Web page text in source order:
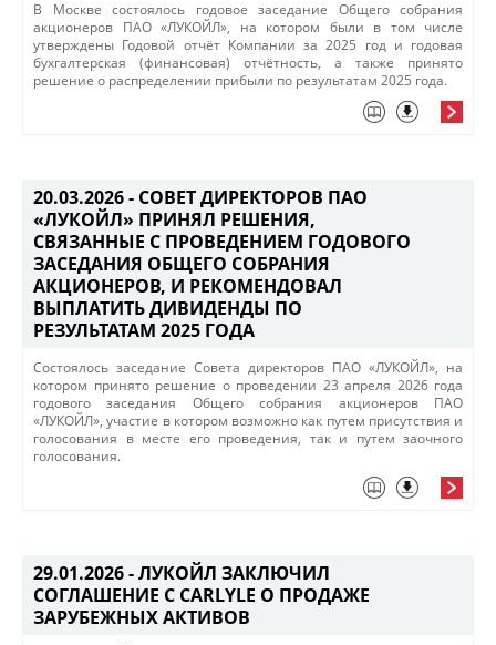
В Москве состоялось годовое заседание Общего собрания
акционеров ПАО «ЛУКОЙЛ»​, на котором были в том числе
утверждены Годовой отчёт Компании за 2025 год и годовая
бухгалтерская (финансовая) отчётность, а также принято
решение о распределении прибыли по результатам 2025 года.
20.03.2026 - СОВЕТ ДИРЕКТОРОВ ПАО
«ЛУКОЙЛ» ПРИНЯЛ РЕШЕНИЯ,
СВЯЗАННЫЕ С ПРОВЕДЕНИЕМ ГОДОВОГО
ЗАСЕДАНИЯ ОБЩЕГО СОБРАНИЯ
АКЦИОНЕРОВ, И РЕКОМЕНДОВАЛ
ВЫПЛАТИТЬ ДИВИДЕНДЫ ПО
РЕЗУЛЬТАТАМ 2025 ГОДА
Cостоялось заседание Совета директоров ПАО «ЛУКОЙЛ», на
котором принято решение о проведении 23 апреля 2026 года
годового заседания​ Общего собрания акционеров ПАО
«ЛУКОЙЛ», участие в котором возможно как путем присутствия и
голосования в месте его проведения, так и путем заочного
голосования.
29.01.2026 -ЛУКОЙЛ ЗАКЛЮЧИЛ
СОГЛАШЕНИЕ С CARLYLE О ПРОДАЖЕ
ЗАРУБЕЖНЫХ АКТИВОВ